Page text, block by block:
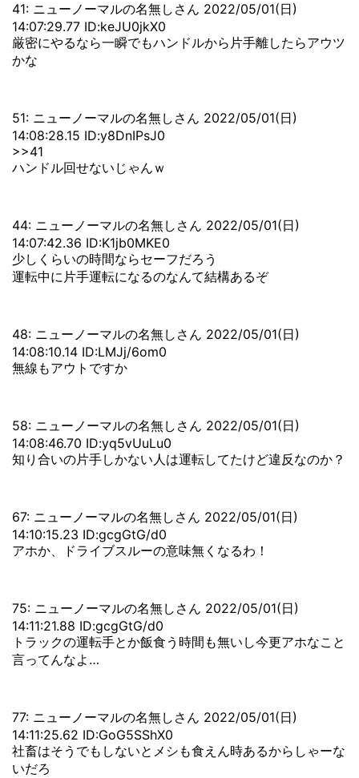
41: ニューノーマルの名無しさん 2022/05/01(日)
14:07:29.77 ID:keJU0jkX0
厳密にやるなら一瞬でもハンドルから片手離したらアウツ
かな
51: ニューノーマルの名無しさん 2022/05/01(日)
14:08:28.15 ID:y8DnIPsJ0
>>41
ハンドル回せないじゃんｗ
44: ニューノーマルの名無しさん 2022/05/01(日)
14:07:42.36 ID:K1jb0MKE0
少しくらいの時間ならセーフだろう
運転中に片手運転になるのなんて結構あるぞ
48: ニューノーマルの名無しさん 2022/05/01(日)
14:08:10.14 ID:LMJj/6om0
無線もアウトですか
58: ニューノーマルの名無しさん 2022/05/01(日)
14:08:46.70 ID:yq5vUuLu0
知り合いの片手しかない人は運転してたけど違反なのか？
67: ニューノーマルの名無しさん 2022/05/01(日)
14:10:15.23 ID:gcgGtG/d0
アホか、ドライブスルーの意味無くなるわ！
75: ニューノーマルの名無しさん 2022/05/01(日)
14:11:21.88 ID:gcgGtG/d0
トラックの運転手とか飯食う時間も無いし今更アホなこと
言ってんなよ…
77: ニューノーマルの名無しさん 2022/05/01(日)
14:11:25.62 ID:GoG5SShX0
社畜はそうでもしないとメシも食えん時あるからしゃーな
いだろ